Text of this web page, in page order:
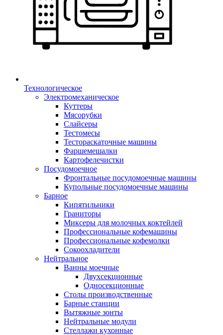
Технологическое
Электромеханическое
Куттеры
Мясорубки
Слайсеры
Тестомесы
Тестораскаточные машины
Фаршемешалки
Картофелечистки
Посудомоечное
Фронтальные посудомоечные машины
Купольные посудомоечные машины
Барное
Кипятильники
Граниторы
Миксеры для молочных коктейлей
Профессиональные кофемашины
Профессиональные кофемолки
Сокоохладители
Нейтральное
Ванны моечные
Двухсекционные
Односекционные
Столы производственные
Барные станции
Вытяжные зонты
Нейтральные модули
Стеллажи кухонные